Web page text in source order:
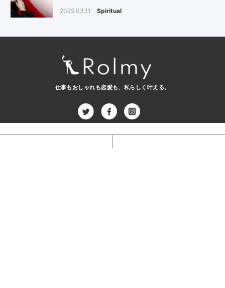
2025.03.11 Spiritual
仕事もおしゃれも恋愛も、 私らしく叶える。